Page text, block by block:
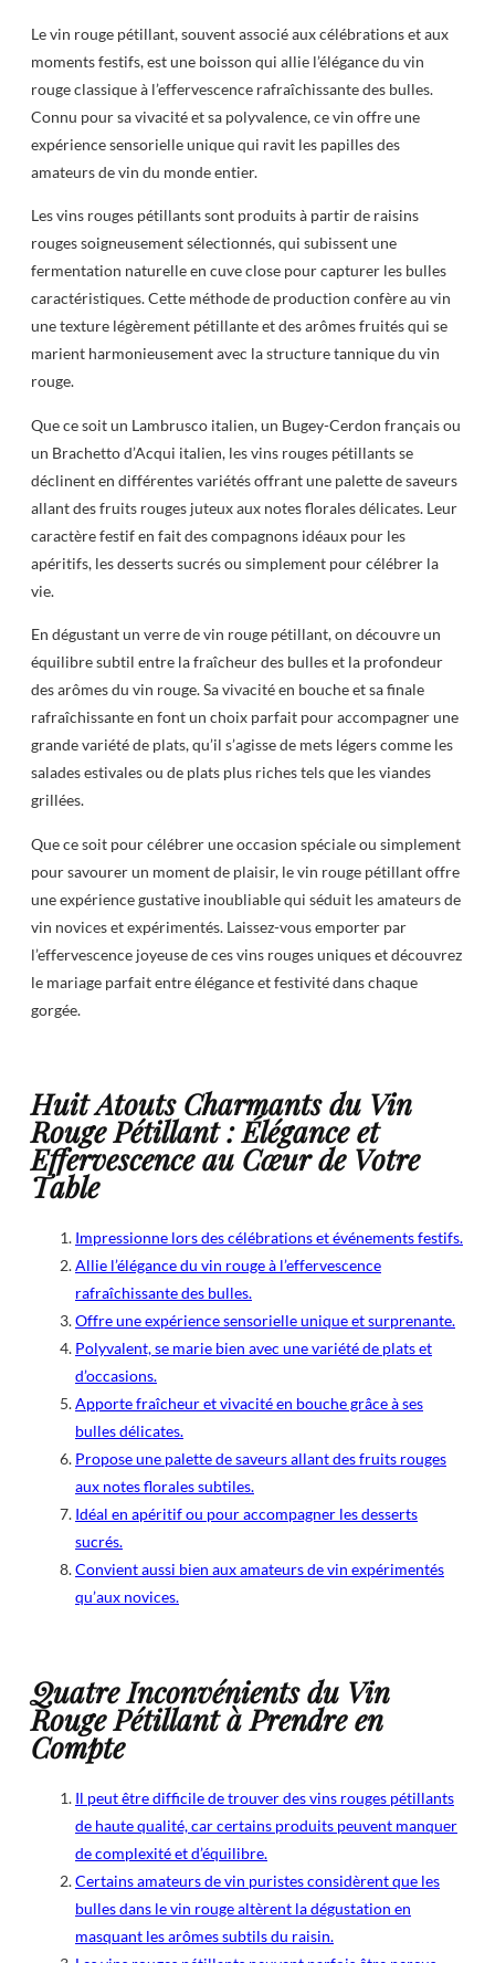
Le vin rouge pétillant, souvent associé aux célébrations et aux
moments festifs, est une boisson qui allie l’élégance du vin
rouge classique à l’effervescence rafraîchissante des bulles.
Connu pour sa vivacité et sa polyvalence, ce vin offre une
expérience sensorielle unique qui ravit les papilles des
amateurs de vin du monde entier.
Les vins rouges pétillants sont produits à partir de raisins
rouges soigneusement sélectionnés, qui subissent une
fermentation naturelle en cuve close pour capturer les bulles
caractéristiques. Cette méthode de production confère au vin
une texture légèrement pétillante et des arômes fruités qui se
marient harmonieusement avec la structure tannique du vin
rouge.
Que ce soit un Lambrusco italien, un Bugey-Cerdon français ou
un Brachetto d’Acqui italien, les vins rouges pétillants se
déclinent en différentes variétés offrant une palette de saveurs
allant des fruits rouges juteux aux notes florales délicates. Leur
caractère festif en fait des compagnons idéaux pour les
apéritifs, les desserts sucrés ou simplement pour célébrer la
vie.
En dégustant un verre de vin rouge pétillant, on découvre un
équilibre subtil entre la fraîcheur des bulles et la profondeur
des arômes du vin rouge. Sa vivacité en bouche et sa finale
rafraîchissante en font un choix parfait pour accompagner une
grande variété de plats, qu’il s’agisse de mets légers comme les
salades estivales ou de plats plus riches tels que les viandes
grillées.
Que ce soit pour célébrer une occasion spéciale ou simplement
pour savourer un moment de plaisir, le vin rouge pétillant offre
une expérience gustative inoubliable qui séduit les amateurs de
vin novices et expérimentés. Laissez-vous emporter par
l’effervescence joyeuse de ces vins rouges uniques et découvrez
le mariage parfait entre élégance et festivité dans chaque
gorgée.
Huit Atouts Charmants du Vin
Rouge Pétillant : Élégance et
Effervescence au Cœur de Votre
Table
Impressionne lors des célébrations et événements festifs.
Allie l’élégance du vin rouge à l’effervescence
rafraîchissante des bulles.
Offre une expérience sensorielle unique et surprenante.
Polyvalent, se marie bien avec une variété de plats et
d’occasions.
Apporte fraîcheur et vivacité en bouche grâce à ses
bulles délicates.
Propose une palette de saveurs allant des fruits rouges
aux notes florales subtiles.
Idéal en apéritif ou pour accompagner les desserts
sucrés.
Convient aussi bien aux amateurs de vin expérimentés
qu’aux novices.
Quatre Inconvénients du Vin
Rouge Pétillant à Prendre en
Compte
Il peut être difficile de trouver des vins rouges pétillants
de haute qualité, car certains produits peuvent manquer
de complexité et d’équilibre.
Certains amateurs de vin puristes considèrent que les
bulles dans le vin rouge altèrent la dégustation en
masquant les arômes subtils du raisin.